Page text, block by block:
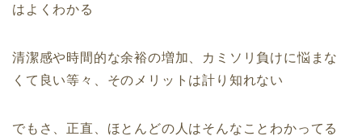
はよくわかる
清潔感や時間的な余裕の増加、カミソリ負けに悩まな
くて良い等々、そのメリットは計り知れない
でもさ、正直、ほとんどの人はそんなことわかってる